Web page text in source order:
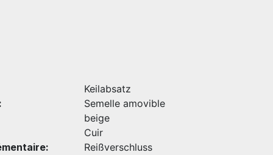
Keilabsatz
Semelle amovible
beige
Cuir
Reißverschluss